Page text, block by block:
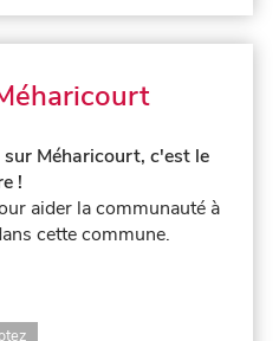
Méharicourt, c'est le
!
aider la communauté à
cette commune.